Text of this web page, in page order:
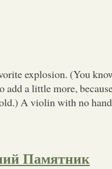
explosion. (You
add a little more,
A violin with no
Памятник